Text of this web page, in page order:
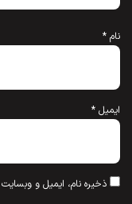
نام *
ایمیل *
ذخیره نام، ایمیل و